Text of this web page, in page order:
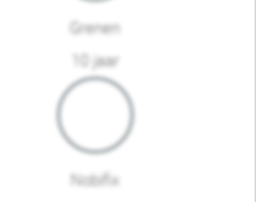
Grenen
10 jaar
Nobifix